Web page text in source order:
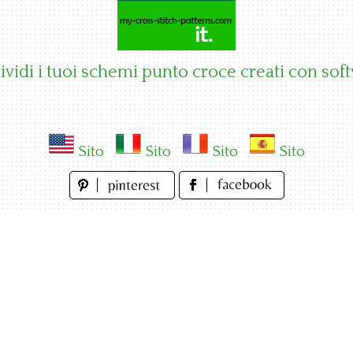
i tuoi schemi punto croce creati con
Sito Sito Sito Sito